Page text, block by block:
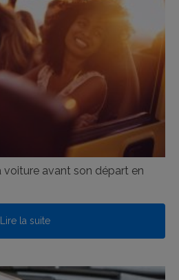
avant son départ en
Lire la suite